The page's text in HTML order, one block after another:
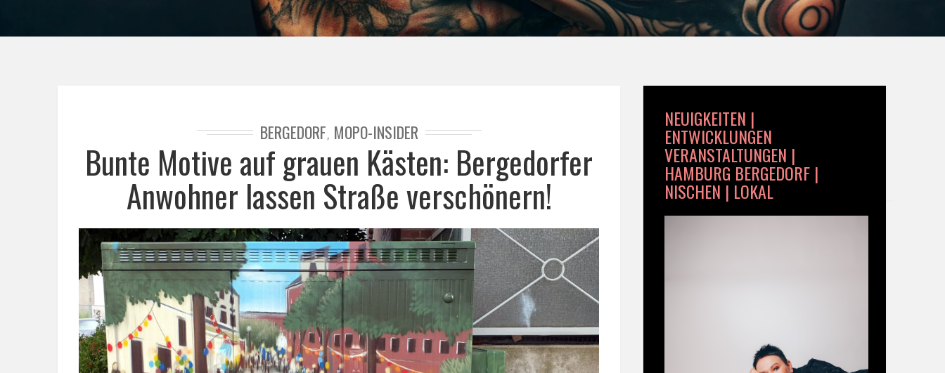
BERGEDORF, MOPO-INSIDER
Bunte Motive auf grauen Kästen: Bergedorfer
Anwohner lassen Straße verschönern!
NEUIGKEITEN |
ENTWICKLUNGEN
VERANSTALTUNGEN |
HAMBURG BERGEDORF |
NISCHEN | LOKAL